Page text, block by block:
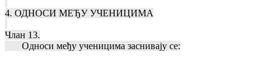
4. ОДНОСИ МЕЂУ УЧЕНИЦИМА
Члан 13.
Односи међу ученицима заснивају се: